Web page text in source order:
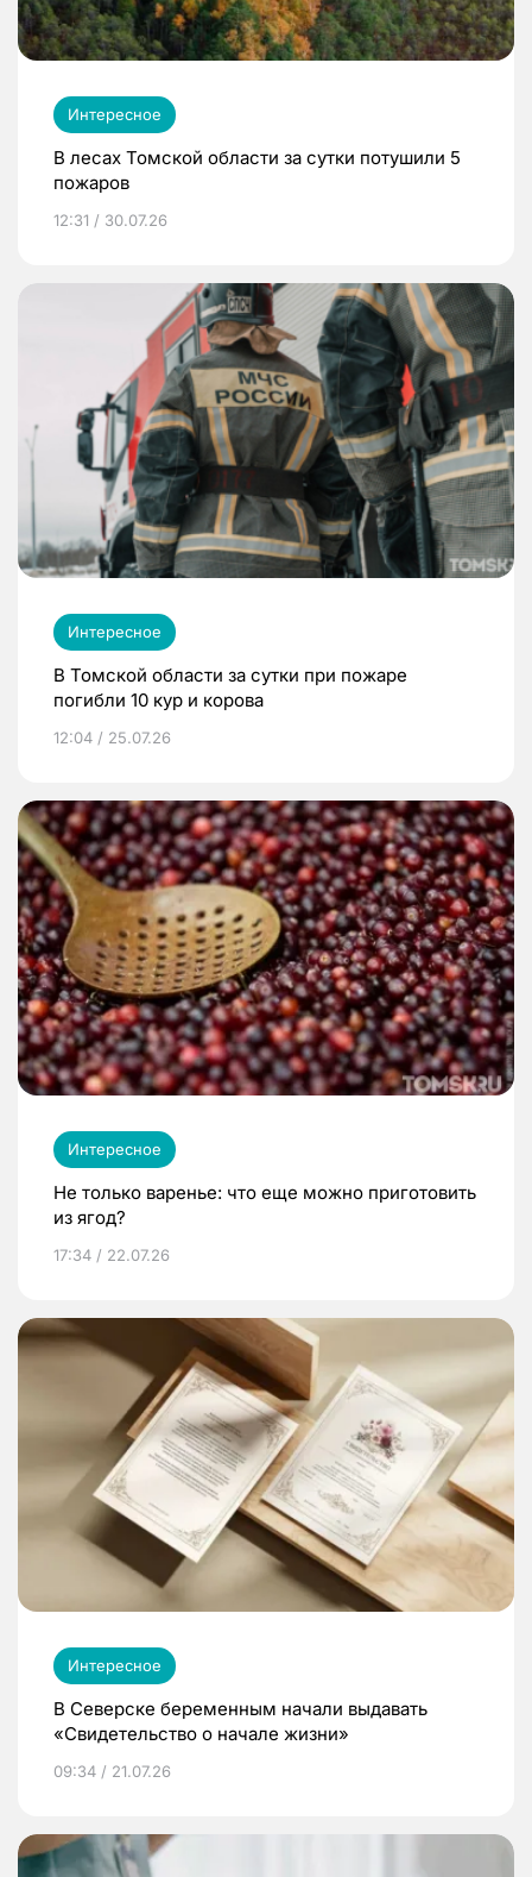
Интересное
В лесах Томской области за сутки потушили 5
пожаров
12:31 / 30.07.26
Интересное
В Томской области за сутки при пожаре
погибли 10 кур и корова
12:04 / 25.07.26
Интересное
Не только варенье: что еще можно приготовить
из ягод?
17:34 / 22.07.26
Интересное
В Северске беременным начали выдавать
«Свидетельство о начале жизни»
09:34 / 21.07.26